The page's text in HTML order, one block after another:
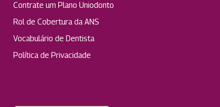
Contrate um Plano Uniodonto
Rol de Cobertura da ANS
Vocabulário de Dentista
Política de Privacidade